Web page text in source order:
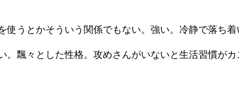
うとかそういう関係でもない。強い。冷静で落ち
飄々とした性格。攻めさんがいないと生活習慣が